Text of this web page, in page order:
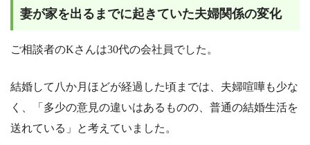
妻が家を出るまでに起きていた夫婦関係の変化
ご相談者のKさんは30代の会社員でした。
結婚して八か月ほどが経過した頃までは、夫婦喧嘩も少な
く、「多少の意見の違いはあるものの、普通の結婚生活を
送れている」と考えていました。